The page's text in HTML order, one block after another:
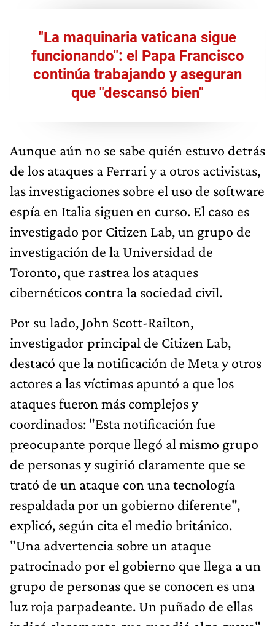
"La maquinaria vaticana sigue
funcionando": el Papa Francisco
continúa trabajando y aseguran
que "descansó bien"
Aunque aún no se sabe quién estuvo detrás
de los ataques a Ferrari y a otros activistas,
las investigaciones sobre el uso de software
espía en Italia siguen en curso. El caso es
investigado por Citizen Lab, un grupo de
investigación de la Universidad de
Toronto, que rastrea los ataques
cibernéticos contra la sociedad civil.
Por su lado, John Scott-Railton,
investigador principal de Citizen Lab,
destacó que la notificación de Meta y otros
actores a las víctimas apuntó a que los
ataques fueron más complejos y
coordinados: "Esta notificación fue
preocupante porque llegó al mismo grupo
de personas y sugirió claramente que se
trató de un ataque con una tecnología
respaldada por un gobierno diferente",
explicó, según cita el medio británico.
"Una advertencia sobre un ataque
patrocinado por el gobierno que llega a un
grupo de personas que se conocen es una
luz roja parpadeante. Un puñado de ellas